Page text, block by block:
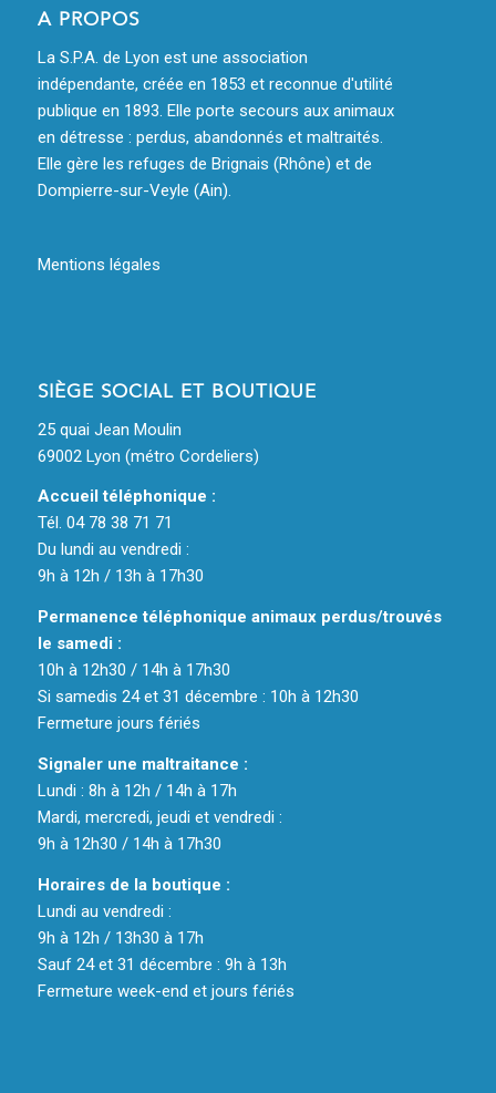
A PROPOS
La S.P.A. de Lyon est une association
indépendante, créée en 1853 et reconnue d'utilité
publique en 1893. Elle porte secours aux animaux
en détresse : perdus, abandonnés et maltraités.
Elle gère les refuges de Brignais (Rhône) et de
Dompierre-sur-Veyle (Ain).
Mentions légales
SIÈGE SOCIAL ET BOUTIQUE
25 quai Jean Moulin
69002 Lyon (métro Cordeliers)
Accueil téléphonique :
Tél. 04 78 38 71 71
Du lundi au vendredi :
9h à 12h / 13h à 17h30
Permanence téléphonique animaux perdus/trouvés
le samedi :
10h à 12h30 / 14h à 17h30
Si samedis 24 et 31 décembre : 10h à 12h30
Fermeture jours fériés
Signaler une maltraitance :
Lundi : 8h à 12h / 14h à 17h
Mardi, mercredi, jeudi et vendredi :
9h à 12h30 / 14h à 17h30
Horaires de la boutique :
Lundi au vendredi :
9h à 12h / 13h30 à 17h
Sauf 24 et 31 décembre : 9h à 13h
Fermeture week-end et jours fériés